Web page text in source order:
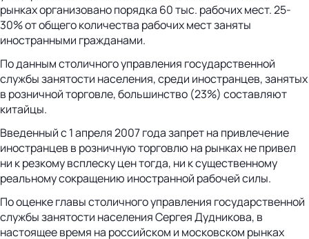
рынках организовано порядка 60 тыс. рабочих мест. 25-
30% от общего количества рабочих мест заняты
иностранными гражданами.
По данным столичного управления государственной
службы занятости населения, среди иностранцев, занятых
в розничной торговле, большинство (23%) составляют
китайцы.
Введенный с 1 апреля 2007 года запрет на привлечение
иностранцев в розничную торговлю на рынках не привел
ни к резкому всплеску цен тогда, ни к существенному
реальному сокращению иностранной рабочей силы.
По оценке главы столичного управления государственной
службы занятости населения Сергея Дудникова, в
настоящее время на российском и московском рынках